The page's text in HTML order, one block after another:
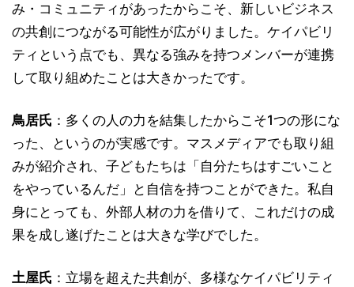
み・コミュニティがあったからこそ、新しいビジネス
の共創につながる可能性が広がりました。ケイパビリ
ティという点でも、異なる強みを持つメンバーが連携
して取り組めたことは大きかったです。
鳥居氏 ：多くの人の力を結集したからこそ1つの形にな
った、というのが実感です。マスメディアでも取り組
みが紹介され、子どもたちは「自分たちはすごいこと
をやっているんだ」と自信を持つことができた。私自
身にとっても、外部人材の力を借りて、これだけの成
果を成し遂げたことは大きな学びでした。
土屋氏 ：立場を超えた共創が、多様なケイパビリティ